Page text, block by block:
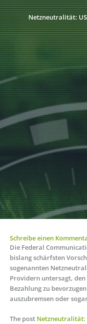
Netzneutralität:
Schreibe einen
Die Federal
bislang schärfsten
sogenannten
Providern untersagt,
Bezahlung zu
auszubremsen oder
The post Netzneutralität: